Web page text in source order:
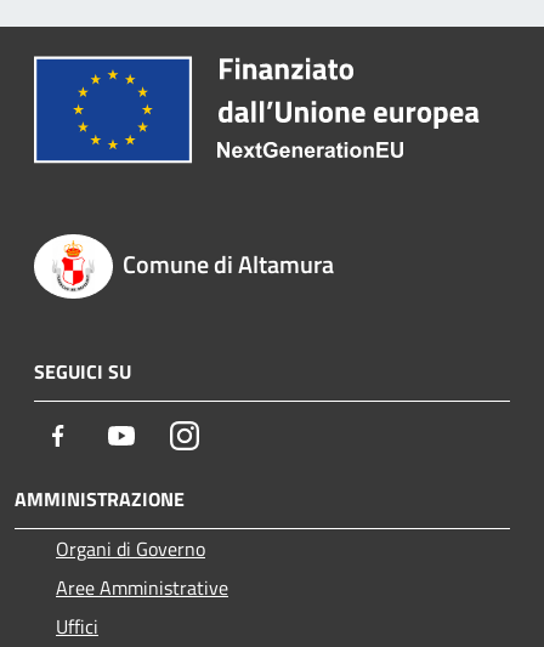
Comune di Altamura
SEGUICI SU
Facebook YoutubeInstagram
AMMINISTRAZIONE
Organi di Governo
Aree Amministrative
Uffici